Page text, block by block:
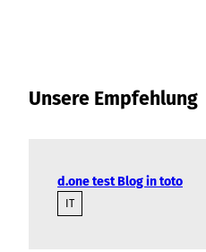
Unsere Empfehlung
d.one test Blog in toto
IT